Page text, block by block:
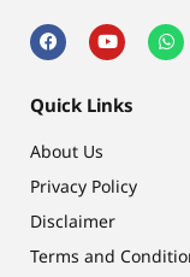
Quick Links
About Us
Privacy Policy
Disclaimer
Terms and